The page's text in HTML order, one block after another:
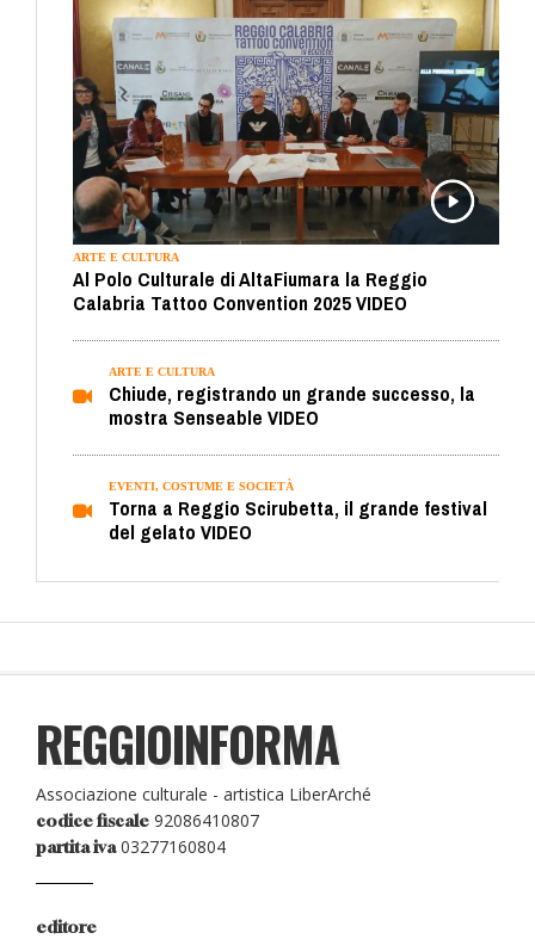
ARTE E CULTURA
Al Polo Culturale di AltaFiumara la Reggio
Calabria Tattoo Convention 2025 VIDEO
ARTE E CULTURA
Chiude, registrando un grande successo, la
mostra Senseable VIDEO
EVENTI, COSTUME E SOCIETÀ
Torna a Reggio Scirubetta, il grande festival
del gelato VIDEO
REGGIOINFORMA
Associazione culturale - artistica LiberArché
codice fiscale 92086410807
partita iva03277160804
editore